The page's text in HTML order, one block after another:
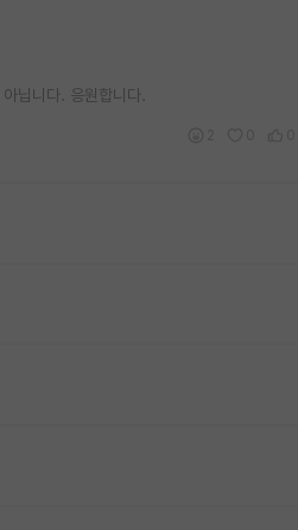
닙니다. 응원합니다.